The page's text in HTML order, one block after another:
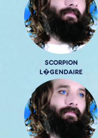
SCORPION
L�GENDAIRE